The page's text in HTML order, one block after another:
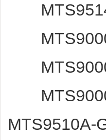
MTS9510A-